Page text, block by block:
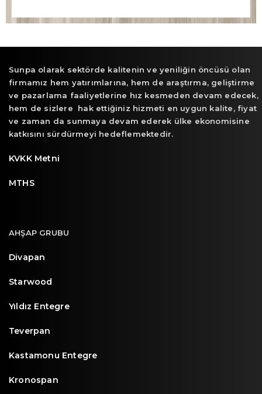
Sunpa olarak sektörde kalitenin ve yeniliğin öncüsü olan
firmamız hem yatırımlarına, hem de araştırma, geliştirme
ve pazarlama faaliyetlerine hız kesmeden devam edecek,
hem de sizlere hak ettiğiniz hizmeti en uygun kalite, fiyat
ve zaman da sunmaya devam ederek ülke ekonomisine
katkısını sürdürmeyi hedeflemektedir.
KVKK Metni
MTHS
AHŞAP GRUBU
Divapan
Starwood
Yıldız Entegre
Teverpan
Kastamonu Entegre
Kronospan